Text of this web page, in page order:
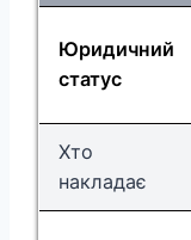
Юридичний
статус
Хто
накладає